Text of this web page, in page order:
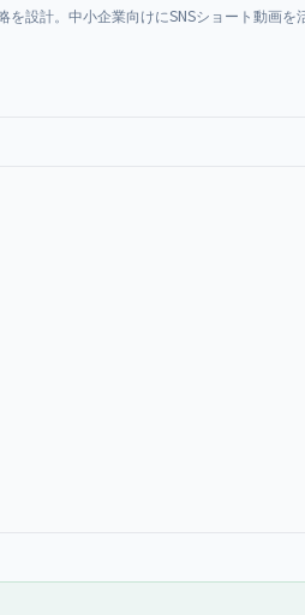
設計。中小企業向けにSNSショート動画